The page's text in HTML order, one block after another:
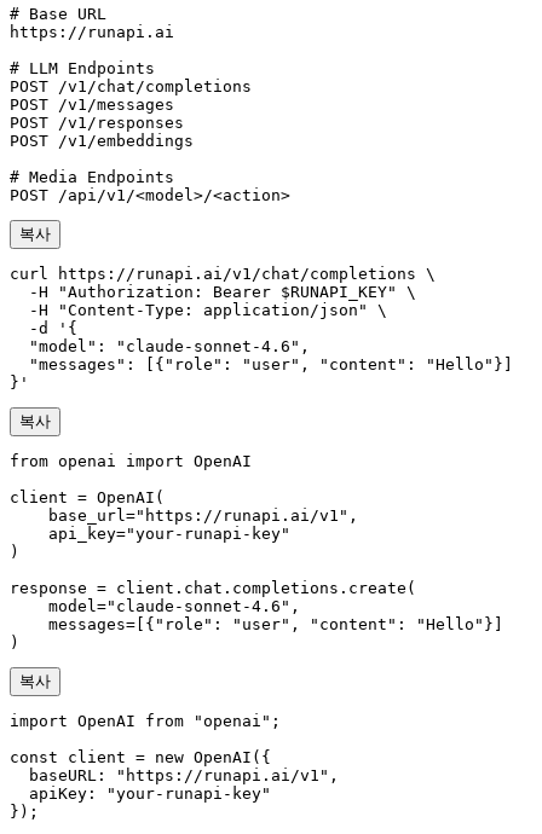
# Base URL
https://runapi.ai
# LLM Endpoints
POST /v1/chat/completions
POST /v1/messages
POST /v1/responses
POST /v1/embeddings
# Media Endpoints
POST /api/v1/<model>/<action>
복사
curl https://runapi.ai/v1/chat/completions \
  -H "Authorization: Bearer $RUNAPI_KEY" \
  -H "Content-Type: application/json" \
  -d '{
  "model": "claude-sonnet-4.6",
  "messages": [{"role": "user", "content": "Hello"}]
}'
복사
from openai import OpenAI
client = OpenAI(
    base_url="https://runapi.ai/v1",
    api_key="your-runapi-key"
)
response = client.chat.completions.create(
    model="claude-sonnet-4.6",
    messages=[{"role": "user", "content": "Hello"}]
)
복사
import OpenAI from "openai";
const client = new OpenAI({
  baseURL: "https://runapi.ai/v1",
  apiKey: "your-runapi-key"
});